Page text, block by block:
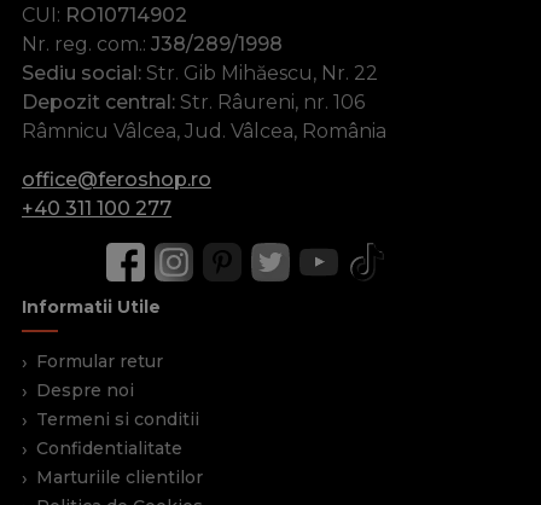
CUI: RO10714902
Nr. reg. com.: J38/289/1998
Sediu social: Str. Gib Mihăescu, Nr. 22
Depozit central: Str. Râureni, nr. 106
Râmnicu Vâlcea, Jud. Vâlcea, România
office@feroshop.ro
+40 311 100 277
Informatii Utile
Formular retur
Despre noi
Termeni si conditii
Confidentialitate
Marturiile clientilor